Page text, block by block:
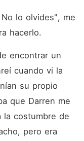
lo olvides", me
hacerlo.
encontrar un
cuando vi la
su propio
que Darren me
la costumbre de
pero era